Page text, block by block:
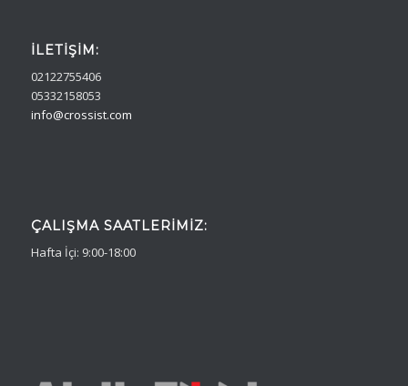
İLETIŞIM:
02122755406
05332158053
info@crossist.com
ÇALIŞMA SAATLERIMIZ:
Hafta İçi: 9:00-18:00